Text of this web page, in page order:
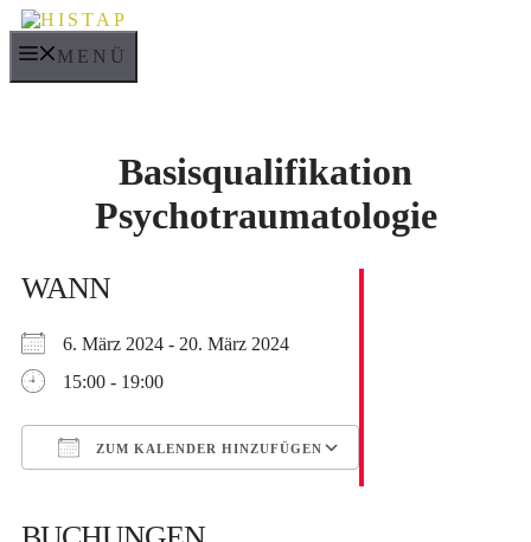
Zum
Inhalt
springenMENÜ
Basisqualifikation
Psychotraumatologie
WANN
6. März 2024 - 20. März 2024
15:00 - 19:00
ZUM KALENDER HINZUFÜGEN
Outlook Live